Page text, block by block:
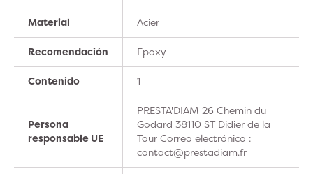
Material Acier
Recomendación Epoxy
Contenido 1
Persona
responsable UE
PRESTA'DIAM 26 Chemin du
Godard 38110 ST Didier de la
Tour Correo electrónico :
contact@prestadiam.fr